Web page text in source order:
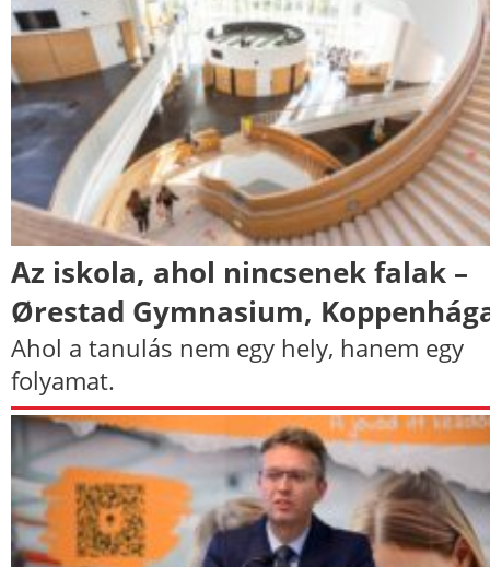
Az iskola, ahol nincsenek falak –
Ørestad Gymnasium,
Ahol a tanulás nem egy hely, hanem egy
folyamat.